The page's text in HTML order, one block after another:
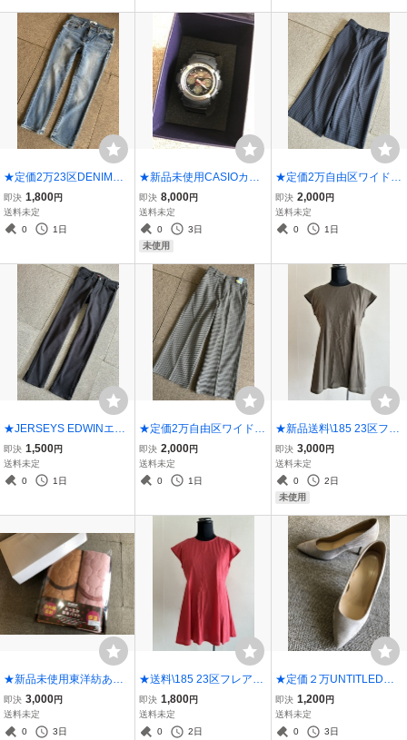
★定価2万23区DENIMス
トレッチテーパードジー
ンズ32★青
即決 1,800円
送料未定
0
1日
★新品未使用CASIOカシ
オG-SHOCK AW-590-1AJ
F 4778 アナログ&デジタ
ル★
即決 8,000円
送料未定
0
3日
未使用
★定価2万自由区ワイド半
端丈パンツ30★紺黒
即決 2,000円
送料未定
0
1日
★JERSEYS EDWINエド
ウィンストレッチスキニ
ージーンズXS★黒
即決 1,500円
送料未定
0
1日
★定価2万自由区ワイド半
端丈パンツ30★白黒
即決 2,000円
送料未定
0
1日
★新品送料\185 23区フレ
アチュニックカットソー3
2★カーキ
即決 3,000円
送料未定
0
2日
未使用
★新品未使用東洋紡あっ
たか素材使用の敷きパッ
ト2枚セット★
即決 3,000円
送料未定
0
3日
★送料\185 23区フレアチ
ュニックカットソー32★
朱色
即決 1,800円
送料未定
0
2日
★定価２万UNTITLEDア
ンタイトルパンプス22.5
★GB
即決 1,200円
送料未定
0
3日